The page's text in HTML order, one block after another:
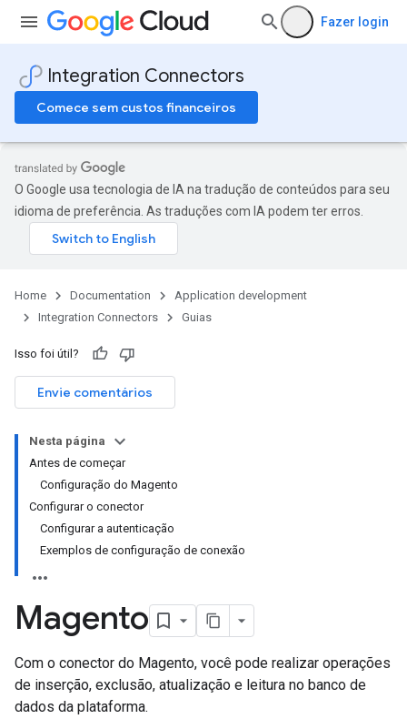
Fazer login
Integration Connectors
Comece sem custos financeiros
O Google usa tecnologia de IA na tradução de conteúdos para seu
idioma de preferência. As traduções com IA podem ter erros.
Home Documentation
Application development
Integration Connectors
Guias
Isso foi útil?
Envie comentários
Nesta página
Antes de começar
Configuração do Magento
Configurar o conector
Configurar a autenticação
Exemplos de configuração de conexão
Magento
Com o conector do Magento, você pode realizar operações
de inserção, exclusão, atualização e leitura no banco de
dados da plataforma.